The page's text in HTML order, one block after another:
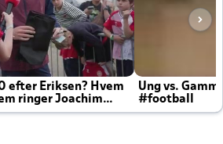
efter Eriksen? Hvem
ringer Joachim
Ung vs.
#football